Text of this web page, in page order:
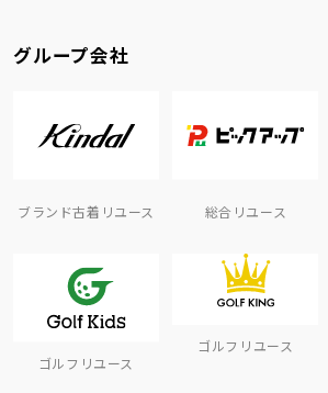
グループ会社
ブランド古着リユース 総合リユース
ゴルフリユース
ゴルフリユース